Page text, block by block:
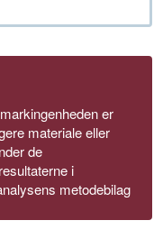
er
materiale eller
de
i
metodebilag